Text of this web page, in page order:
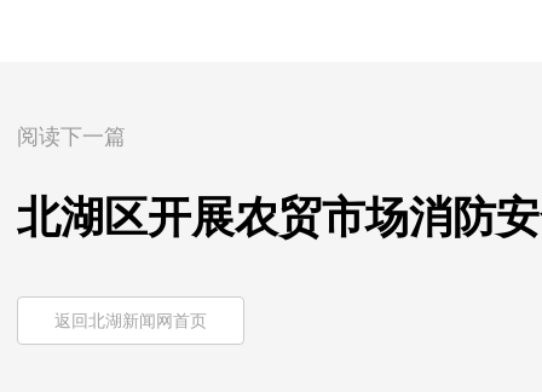
阅读下一篇
北湖区开展农贸市场消防
返回北湖新闻网首页